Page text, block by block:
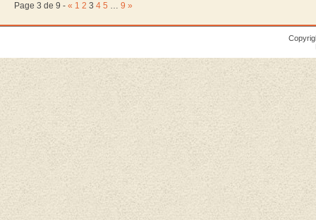
Page 3 de 9 - « 1 2 3 4 5 … 9 »